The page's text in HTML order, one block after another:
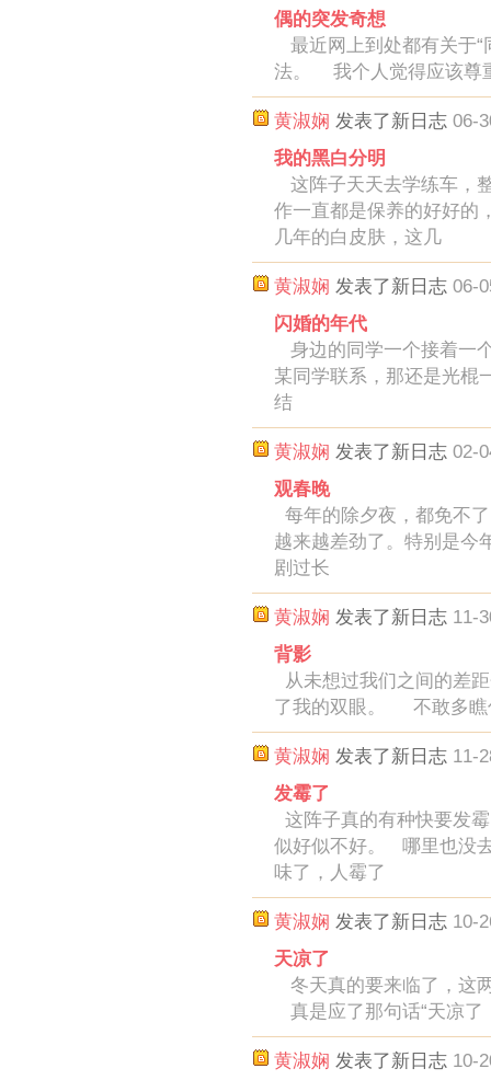
偶的突发奇想
最近网上到处都有关于“
法。 我个人觉得应该尊
黄淑娴 发表了新日志 06-
我的黑白分明
这阵子天天去学练车，
作一直都是保养的好好的
几年的白皮肤，这几
黄淑娴 发表了新日志 06-
闪婚的年代
身边的同学一个接着一
某同学联系，那还是光棍
结
黄淑娴 发表了新日志 02-
观春晚
每年的除夕夜，都免不
越来越差劲了。特别是
剧过长
黄淑娴 发表了新日志 11-
背影
从未想过我们之间的差
了我的双眼。 不敢多瞧
黄淑娴 发表了新日志 11-
发霉了
这阵子真的有种快要发
似好似不好。 哪里也没
味了，人霉了
黄淑娴 发表了新日志 10-
天凉了
冬天真的要来临了，这
真是应了那句话“天凉了
黄淑娴 发表了新日志 10-